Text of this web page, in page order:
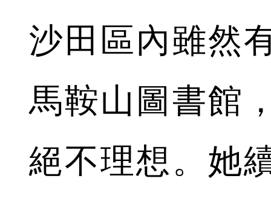
沙田區內雖然
馬鞍山圖書館
絕不理想。她